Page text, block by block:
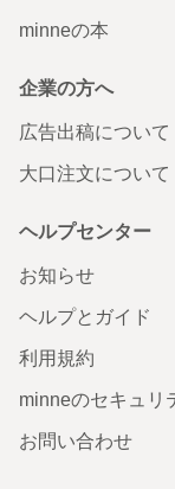
minneの本
企業の方へ
広告出稿について
大口注文について
ヘルプセンター
お知らせ
ヘルプとガイド
利用規約
minneのセキュリ
お問い合わせ